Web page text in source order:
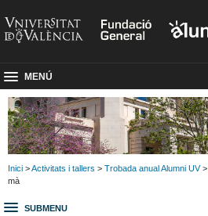
MENÚ
Inici >Activitats i tallers > Trobada anual Alumni UV>
mà
SUBMENU